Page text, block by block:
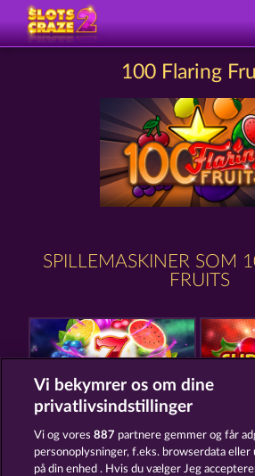
100 Flaring
SPILLEMASKINER SOM
FRUITS
Vi bekymrer os om dine
privatlivsindstillinger
Vi og vores887 partnere gemmer og får
personoplysninger, f.eks. browserdata
på din enhed . Hvis du vælger Jeg